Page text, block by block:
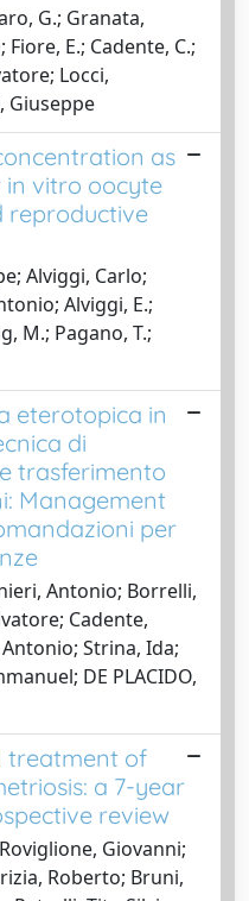
G.; Granata,
E.; Cadente, C.;
Locci,
Giuseppe
as
vitro oocyte
reproductive
Alviggi, Carlo;
Alviggi, E.;
M.; Pagano, T.;
eterotopica in
di
trasferimento
Management
per
Antonio; Borrelli,
Cadente,
Antonio; Strina, Ida;
DE PLACIDO,
treatment of
a 7-year
review
Giovanni;
Roberto; Bruni,